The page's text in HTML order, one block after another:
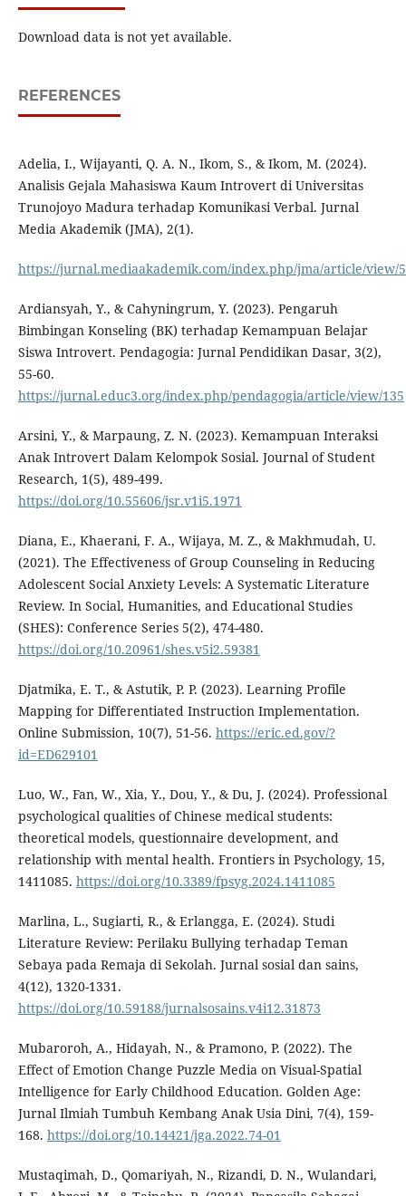
Download data is not yet available.
REFERENCES
Adelia, I., Wijayanti, Q. A. N., Ikom, S., & Ikom, M. (2024).
Analisis Gejala Mahasiswa Kaum Introvert di Universitas
Trunojoyo Madura terhadap Komunikasi Verbal. Jurnal
Media Akademik (JMA), 2(1).
https://jurnal.mediaakademik.com/index.php/jma/article/view/
Ardiansyah, Y., & Cahyningrum, Y. (2023). Pengaruh
Bimbingan Konseling (BK) terhadap Kemampuan Belajar
Siswa Introvert. Pendagogia: Jurnal Pendidikan Dasar, 3(2),
55-60.
https://jurnal.educ3.org/index.php/pendagogia/article/view/135
Arsini, Y., & Marpaung, Z. N. (2023). Kemampuan Interaksi
Anak Introvert Dalam Kelompok Sosial. Journal of Student
Research, 1(5), 489-499.
https://doi.org/10.55606/jsr.v1i5.1971
Diana, E., Khaerani, F. A., Wijaya, M. Z., & Makhmudah, U.
(2021). The Effectiveness of Group Counseling in Reducing
Adolescent Social Anxiety Levels: A Systematic Literature
Review. In Social, Humanities, and Educational Studies
(SHES): Conference Series 5(2), 474-480.
https://doi.org/10.20961/shes.v5i2.59381
Djatmika, E. T., & Astutik, P. P. (2023). Learning Profile
Mapping for Differentiated Instruction Implementation.
Online Submission, 10(7), 51-56. https://eric.ed.gov/?
id=ED629101
Luo, W., Fan, W., Xia, Y., Dou, Y., & Du, J. (2024). Professional
psychological qualities of Chinese medical students:
theoretical models, questionnaire development, and
relationship with mental health. Frontiers in Psychology, 15,
1411085. https://doi.org/10.3389/fpsyg.2024.1411085
Marlina, L., Sugiarti, R., & Erlangga, E. (2024). Studi
Literature Review: Perilaku Bullying terhadap Teman
Sebaya pada Remaja di Sekolah. Jurnal sosial dan sains,
4(12), 1320-1331.
https://doi.org/10.59188/jurnalsosains.v4i12.31873
Mubaroroh, A., Hidayah, N., & Pramono, P. (2022). The
Effect of Emotion Change Puzzle Media on Visual-Spatial
Intelligence for Early Childhood Education. Golden Age:
Jurnal Ilmiah Tumbuh Kembang Anak Usia Dini, 7(4), 159-
168. https://doi.org/10.14421/jga.2022.74-01
Mustaqimah, D., Qomariyah, N., Rizandi, D. N., Wulandari,